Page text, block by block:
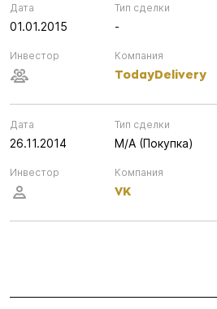
Дата
01.01.2015
Компания
TodayDelivery
Инвестор
Тип сделки
-
Дата
26.11.2014
Компания
VK
Инвестор
Тип сделки
M/A (Покупка)